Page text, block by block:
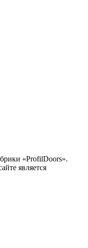
«ProfilDoors».
является